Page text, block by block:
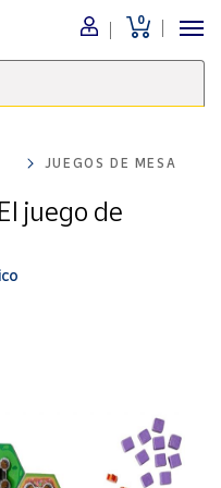
0
JUEGOS DE MESA
juego de